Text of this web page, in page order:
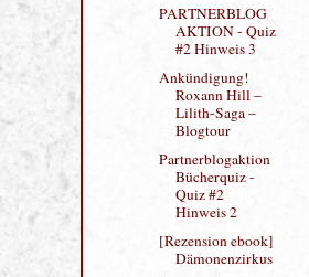
[Rezension ebook]
Flying Moon
AKTION - Quiz
#2 Hinweis 3
Ankündigung!
Lilith-Saga –
Blogtour
Partnerblogaktion
Quiz #2
Hinweis 2